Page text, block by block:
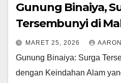
Gunung Binaiya,
Tersembunyi di
MARET 25, 2026
Gunung Binaiya: Surga
dengan Keindahan Alam